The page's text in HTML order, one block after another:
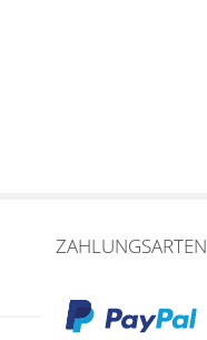
ZAHLUNGSARTEN